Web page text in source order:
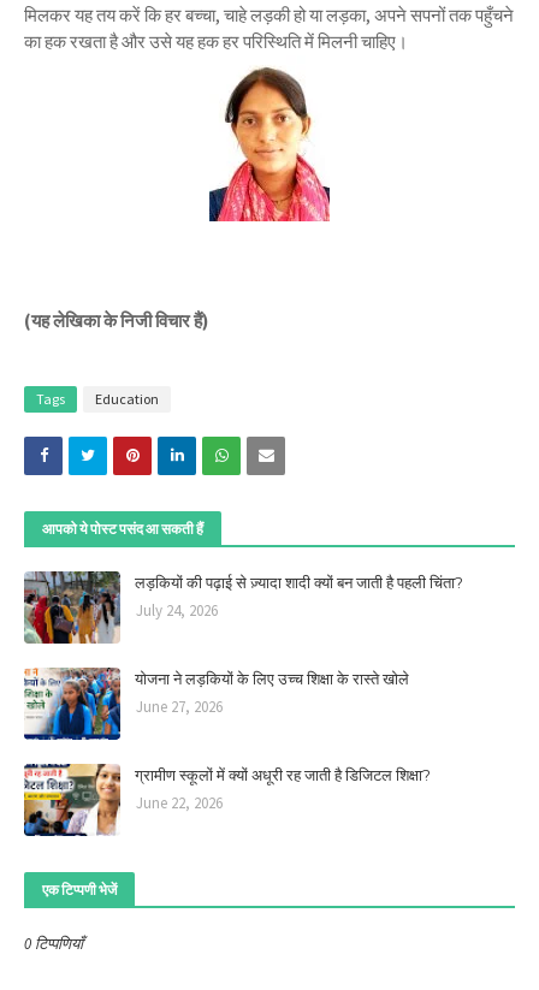
मिलकर यह तय करें कि हर बच्चा, चाहे लड़की हो या लड़का, अपने सपनों तक पहुँचने
का हक रखता है और उसे यह हक हर परिस्थिति में मिलनी चाहिए।
(यह लेखिका के निजी विचार हैं)
Tags Education
आपको ये पोस्ट पसंद आ सकती हैं
लड़कियों की पढ़ाई से ज़्यादा शादी क्यों बन जाती है पहली चिंता?
July 24, 2026
योजना ने लड़कियों के लिए उच्च शिक्षा के रास्ते खोले
June 27, 2026
ग्रामीण स्कूलों में क्यों अधूरी रह जाती है डिजिटल शिक्षा?
June 22, 2026
एक टिप्पणी भेजें
0 टिप्पणियाँ